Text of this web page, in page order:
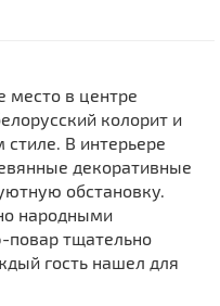
место в центре
колорит и
В интерьере
декоративные
обстановку.
народными
тщательно
гость нашел для